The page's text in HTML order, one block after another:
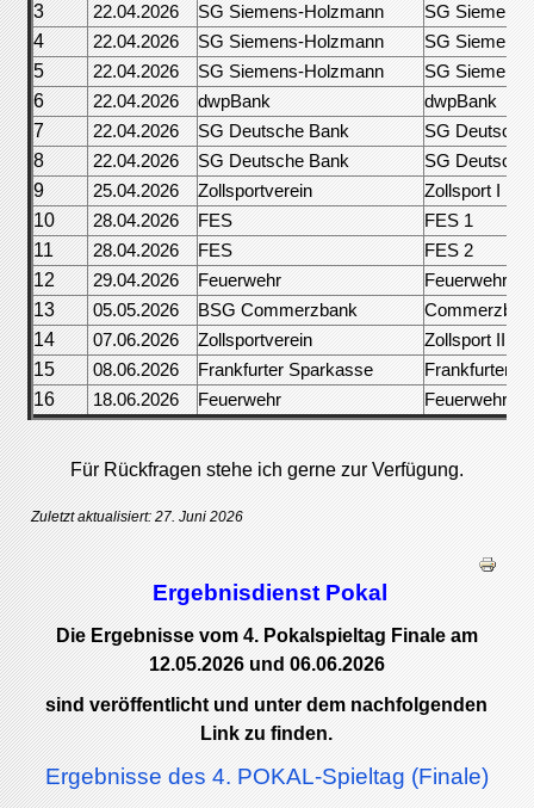
3 22.04.2026 SG Siemens-Holzmann SG
4 22.04.2026 SG Siemens-Holzmann SG
5 22.04.2026 SG Siemens-Holzmann SG
6 22.04.2026 dwpBank dwpBank
7 22.04.2026 SG Deutsche Bank SG
8 22.04.2026 SG Deutsche Bank SG
9 25.04.2026 Zollsportverein Zollsport I
10 28.04.2026 FES FES 1
11 28.04.2026 FES FES 2
12 29.04.2026 Feuerwehr Feuerwehr 1
13 05.05.2026 BSG Commerzbank
14 07.06.2026 Zollsportverein Zollsport III
15 08.06.2026 Frankfurter Sparkasse Frankfurter
16 18.06.2026 Feuerwehr Feuerwehr 2
Für Rückfragen stehe ich gerne zur Verfügung.
Zuletzt aktualisiert: 27. Juni 2026
Ergebnisdienst Pokal
Die Ergebnisse vom 4. Pokalspieltag Finale am
12.05.2026 und 06.06.2026
sind veröffentlicht und unter dem nachfolgenden
Link zu finden.
Ergebnisse des 4. POKAL-Spieltag (Finale)